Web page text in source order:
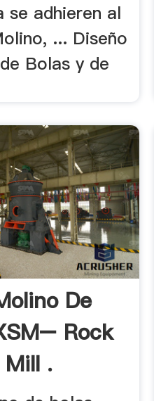
se adhieren al
... Diseño
Bolas y de
De
Rock
.